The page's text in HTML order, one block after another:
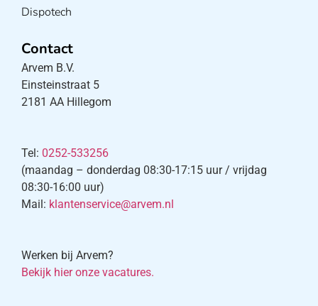
Dispotech
Contact
Arvem B.V.
Einsteinstraat 5
2181 AA Hillegom
Tel: 0252-533256
(maandag – donderdag 08:30-17:15 uur / vrijdag
08:30-16:00 uur)
Mail: klantenservice@arvem.nl
Werken bij Arvem?
Bekijk hier onze vacatures.